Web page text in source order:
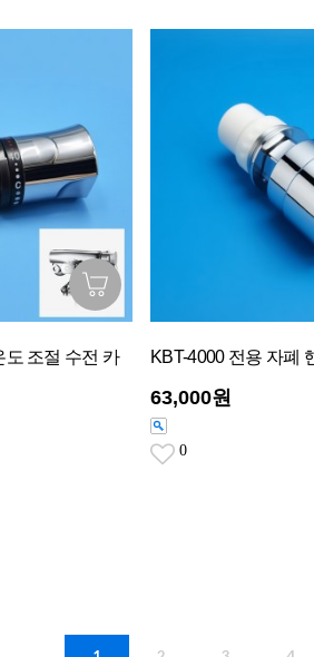
도 조절 수전 카
KBT-4000 전용 자폐
63,000원
0